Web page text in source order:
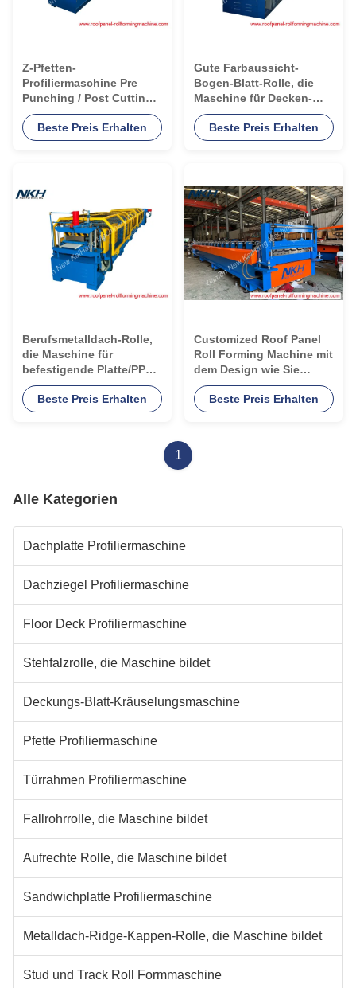
Z-Pfetten-
Profiliermaschine Pre
Punching / Post Cutting
Steel Roll Forming
Machine
Beste Preis Erhalten
Gute Farbaussicht-
Bogen-Blatt-Rolle, die
Maschine für Decken-
Profil bildet
Beste Preis Erhalten
Berufsmetalldach-Rolle,
die Maschine für
befestigende Platte/PPGL
bildet
Beste Preis Erhalten
Customized Roof Panel
Roll Forming Machine mit
dem Design wie Sie
benötigen
Beste Preis Erhalten
1
Alle Kategorien
Dachplatte Profiliermaschine
Dachziegel Profiliermaschine
Floor Deck Profiliermaschine
Stehfalzrolle, die Maschine bildet
Deckungs-Blatt-Kräuselungsmaschine
Pfette Profiliermaschine
Türrahmen Profiliermaschine
Fallrohrrolle, die Maschine bildet
Aufrechte Rolle, die Maschine bildet
Sandwichplatte Profiliermaschine
Metalldach-Ridge-Kappen-Rolle, die Maschine bildet
Stud und Track Roll Formmaschine